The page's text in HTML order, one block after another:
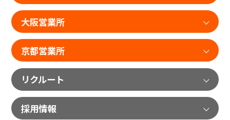
大阪営業所
京都営業所
リクルート
採用情報